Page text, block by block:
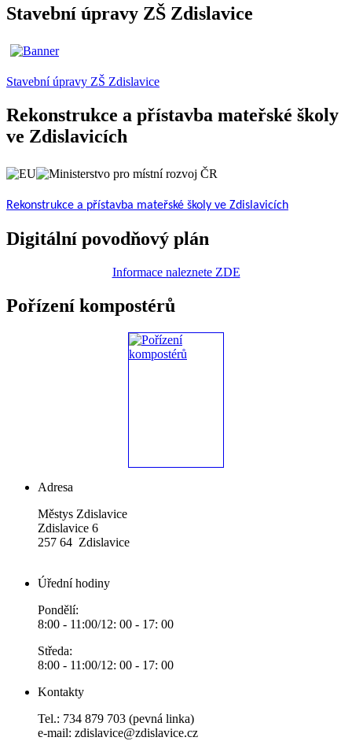
Stavební úpravy ZŠ Zdislavice
Stavební úpravy ZŠ Zdislavice
Rekonstrukce a přístavba mateřské školy
ve Zdislavicích
Rekonstrukce a přístavba mateřské školy ve Zdislavicích
Digitální povodňový plán
Informace naleznete ZDE
Pořízení kompostérů
Adresa
Městys Zdislavice
Zdislavice 6
257 64 Zdislavice
Úřední hodiny
Pondělí:
8:00 - 11:00/12: 00 - 17: 00
Středa:
8:00 - 11:00/12: 00 - 17: 00
Kontakty
Tel.: 734 879 703 (pevná linka)
e-mail: zdislavice@zdislavice.cz